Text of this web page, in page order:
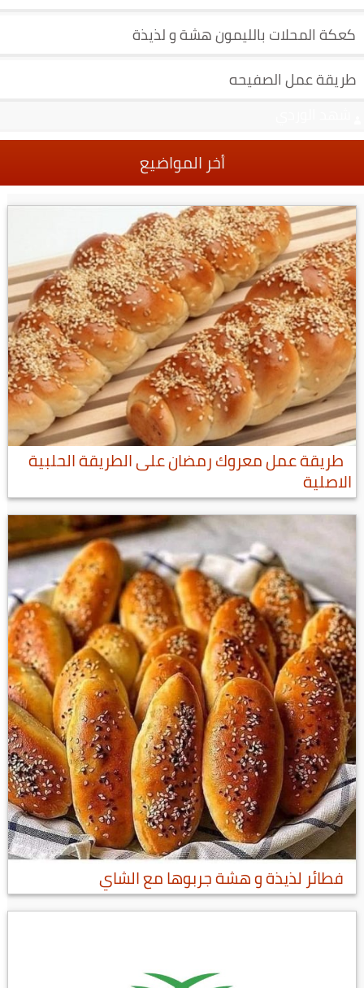
كعكة المحلات بالليمون هشة و لذيذة
طريقة عمل الصفيحه
أخر المواضيع
طريقة عمل معروك رمضان على الطريقة الحلبية
الاصلية
فطائر لذيذة و هشة جربوها مع الشاي